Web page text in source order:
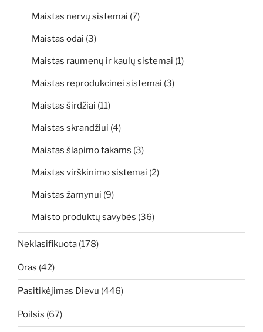
Maistas nervų sistemai (7)
Maistas odai (3)
Maistas raumenų ir kaulų sistemai (1)
Maistas reprodukcinei sistemai (3)
Maistas širdžiai (11)
Maistas skrandžiui (4)
Maistas šlapimo takams (3)
Maistas virškinimo sistemai (2)
Maistas žarnynui (9)
Maisto produktų savybės (36)
Neklasifikuota (178)
Oras (42)
Pasitikėjimas Dievu (446)
Poilsis (67)